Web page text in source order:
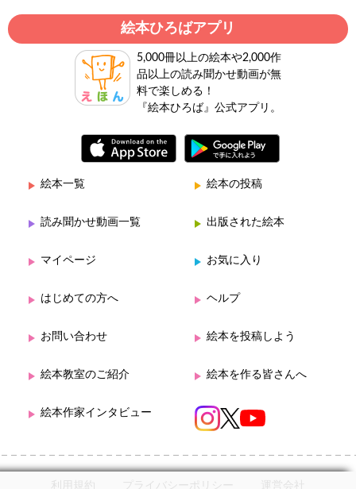
絵本ひろばアプリ
5,000冊以上の絵本や2,000作
品以上の読み聞かせ動画が無
料で楽しめる！
『絵本ひろば』公式アプリ。
絵本一覧 絵本の投稿
読み聞かせ動画一覧 出版された絵本
マイページ お気に入り
はじめての方へ ヘルプ
お問い合わせ 絵本を投稿しよう
絵本教室のご紹介 絵本を作る皆さんへ
絵本作家インタビュー
利用規約 プライバシーポリシー 運営会社